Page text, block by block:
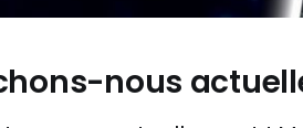
nous